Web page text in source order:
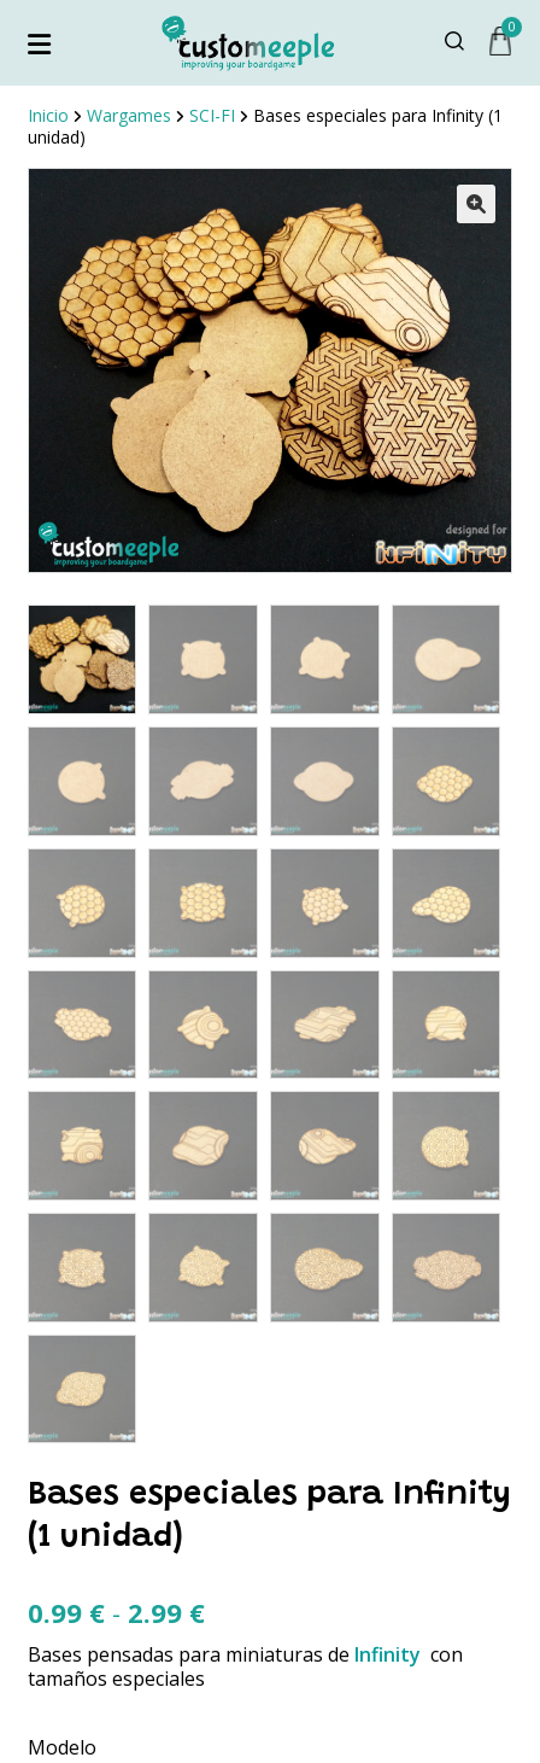
0
Inicio Wargames SCI-FI
Bases especiales para Infinity (1
unidad)
Bases especiales para Infinity
(1 unidad)
0.99 € - 2.99 €Rango
de
precios:
Bases pensadas para miniaturas de Infinity con
tamaños especiales
Modelo